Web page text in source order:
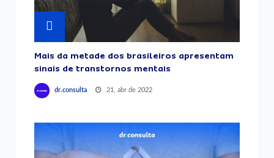
Mais da metade dos brasileiros apresentam
sinais de transtornos mentais
dr.consulta 21, abr de 2022